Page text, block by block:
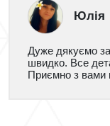
Юлія
Дуже дякуємо
швидко. Все
Приємно з вами